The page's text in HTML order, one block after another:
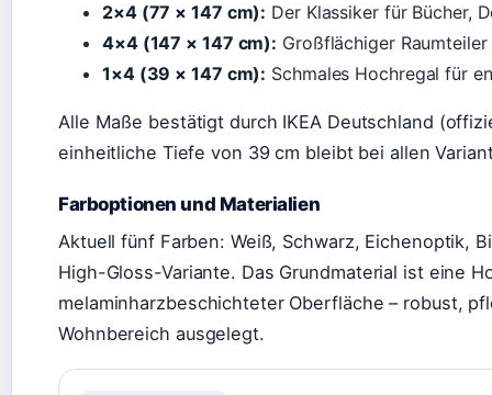
2×4 (77 × 147 cm): Der Klassiker für Bücher,
4×4 (147 × 147 cm): Großflächiger
1×4 (39 × 147 cm): Schmales Hochregal für
Alle Maße bestätigt durch IKEA Deutschland
einheitliche Tiefe von 39 cm bleibt bei allen
Farboptionen und Materialien
Aktuell fünf Farben: Weiß, Schwarz, Eichenoptik,
High-Gloss-Variante. Das Grundmaterial ist eine
melaminharzbeschichteter Oberfläche – robust,
Wohnbereich ausgelegt.